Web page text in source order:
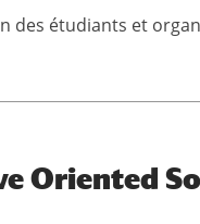
des étudiants et
Oriented